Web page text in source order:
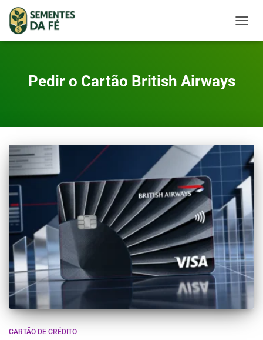
Pedir o Cartão British Airways
CARTÃO DE CRÉDITO